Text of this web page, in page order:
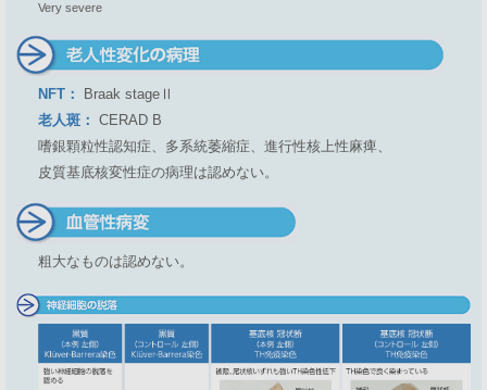
Very severe
NFT：
Braak stageⅡ
老人斑： CERAD B
嗜銀顆粒性認知症、多系統萎縮症、進行性核上性麻痺、
皮質基底核変性症の病理は認めない。
粗大なものは認めない。